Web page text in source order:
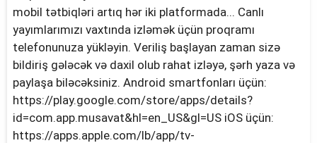
mobil tətbiqləri artıq hər iki platformada... Canlı
yayımlarımızı vaxtında izləmək üçün proqramı
telefonunuza yükləyin. Veriliş başlayan zaman sizə
bildiriş gələcək və daxil olub rahat izləyə, şərh yaza və
paylaşa biləcəksiniz. Android smartfonları üçün:
https://play.google.com/store/apps/details?
id=com.app.musavat&hl=en_US&gl=US iOS üçün:
https://apps.apple.com/lb/app/tv-